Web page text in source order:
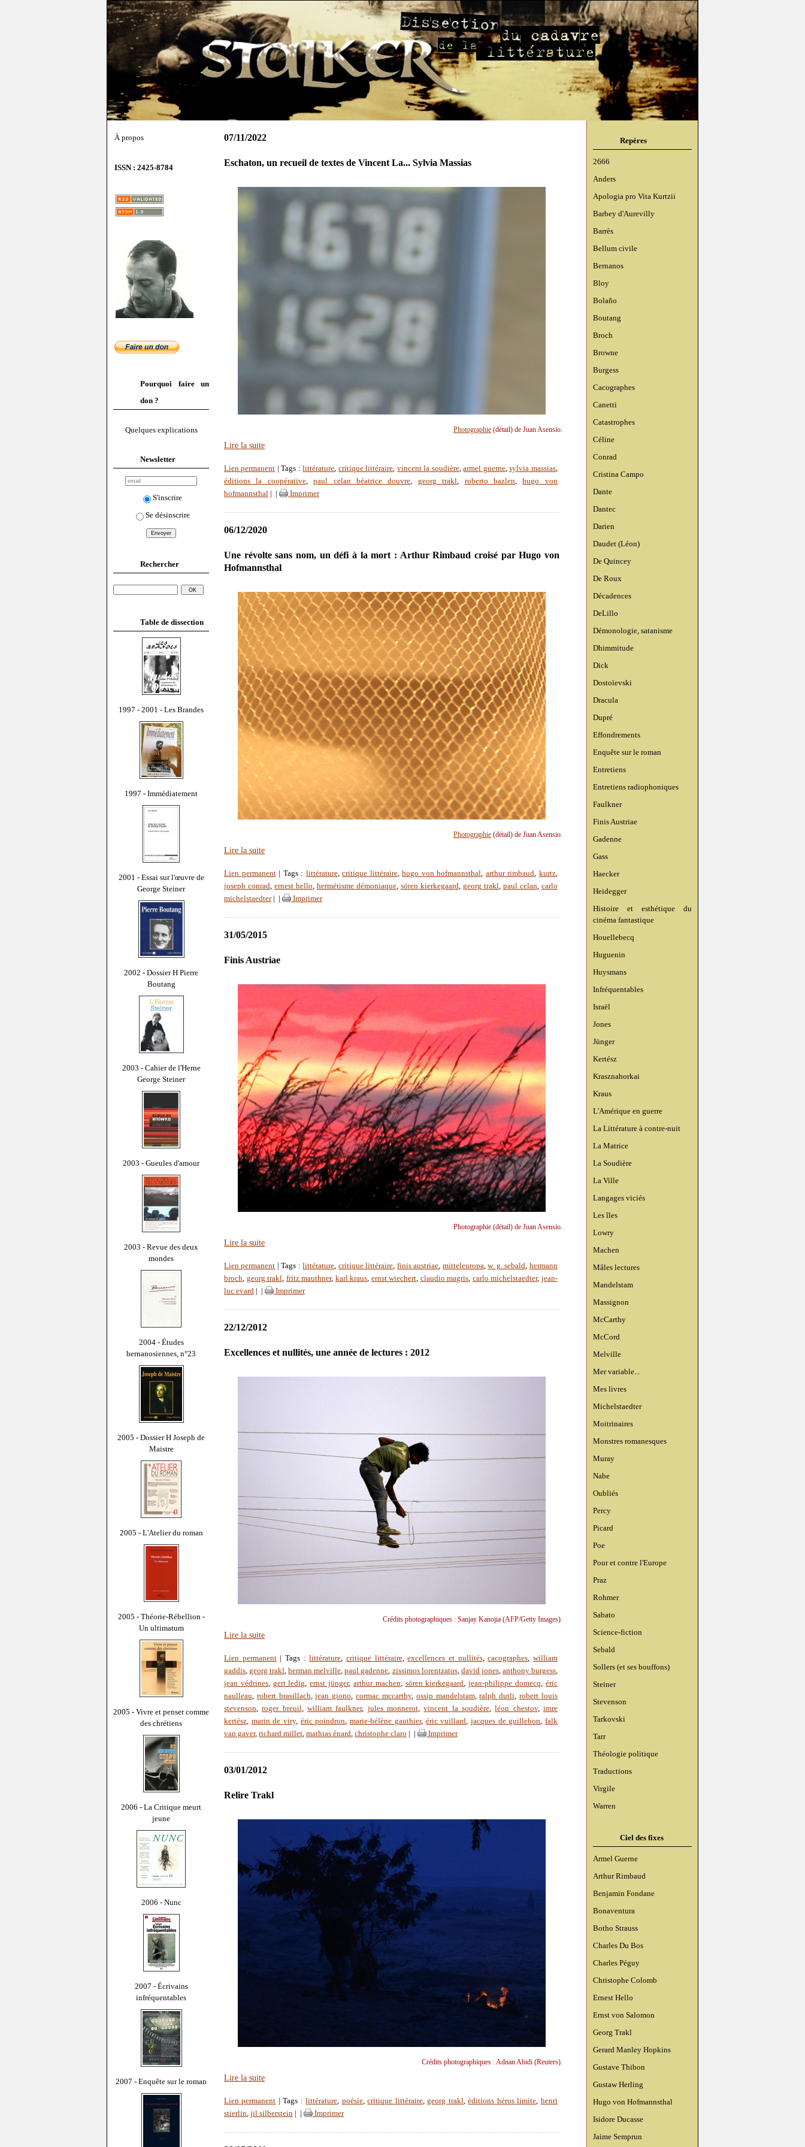
À propos
ISSN : 2425-8784
Pourquoi faire un
don ?
Quelques explications
Newsletter
S'inscrire
Se désinscrire
Rechercher
Table de dissection
1997 - 2001 - Les Brandes
1997 - Immédiatement
2001 - Essai sur l'œuvre de
George Steiner
2002 - Dossier H Pierre
Boutang
2003 - Cahier de l'Herne
George Steiner
2003 - Gueules d'amour
2003 - Revue des deux
mondes
2004 - Études
bernanosiennes, n°23
2005 - Dossier H Joseph de
Maistre
2005 - L'Atelier du roman
2005 - Théorie-Rébellion -
Un ultimatum
2005 - Vivre et penser comme
des chrétiens
2006 - La Critique meurt
jeune
2006 - Nunc
2007 - Écrivains
infréquentables
2007 - Enquête sur le roman
Repères
2666
Anders
Apologia pro Vita Kurtzii
Barbey d'Aurevilly
Barrès
Bellum civile
Bernanos
Bloy
Bolaño
Boutang
Broch
Browne
Burgess
Cacographes
Canetti
Catastrophes
Céline
Conrad
Cristina Campo
Dante
Dantec
Darien
Daudet (Léon)
De Quincey
De Roux
Décadences
DeLillo
Démonologie, satanisme
Dhimmitude
Dick
Dostoïevski
Dracula
Dupré
Effondrements
Enquête sur le roman
Entretiens
Entretiens radiophoniques
Faulkner
Finis Austriae
Gadenne
Gass
Haecker
Heidegger
Histoire et esthétique du
cinéma fantastique
Houellebecq
Huguenin
Huysmans
Infréquentables
Israël
Jones
Jünger
Kertész
Krasznahorkai
Kraus
L'Amérique en guerre
La Littérature à contre-nuit
La Matrice
La Soudière
La Ville
Langages viciés
Les îles
Lowry
Machen
Mâles lectures
Mandelstam
Massignon
McCarthy
McCord
Melville
Mer variable...
Mes livres
Michelstaedter
Moitrinaires
Monstres romanesques
Muray
Nabe
Oubliés
Percy
Picard
Poe
Pour et contre l'Europe
Praz
Rohmer
Sabato
Science-fiction
Sebald
Sollers (et ses bouffons)
Steiner
Stevenson
Tarkovski
Tarr
Théologie politique
Traductions
Virgile
Warren
Ciel des fixes
Armel Guerne
Arthur Rimbaud
Benjamin Fondane
Bonaventura
Botho Strauss
Charles Du Bos
Charles Péguy
Christophe Colomb
Ernest Hello
Ernst von Salomon
Georg Trakl
Gerard Manley Hopkins
Gustave Thibon
Gustaw Herling
Hugo von Hofmannsthal
Isidore Ducasse
Jaime Semprun
07/11/2022
Eschaton, un recueil de textes de Vincent La... Sylvia Massias
Photographie(détail) de Juan Asensio.
Lire la suite
Lien permanent | Tags :littérature, critique littéraire, vincent la soudière,armel guerne,sylvia massias,
éditions la coopérative,paul celan béatrice douvre, georg trakl, roberto bazlen,hugo von
hofmannsthal
Imprimer
06/12/2020
Une révolte sans nom, un défi à la mort : Arthur Rimbaud croisé par Hugo von
Hofmannsthal
Photographie(détail) de Juan Asensio.
Lire la suite
Lien permanent| Tags : littérature,critique littéraire,hugo von hofmannsthal, arthur rimbaud, kurtz,
joseph conrad, ernest hello, hermétisme démoniaque, sören kierkegaard, georg trakl, paul celan, carlo
michelstaedter| Imprimer
31/05/2015
Finis Austriae
Photographie (détail) de Juan Asensio.
Lire la suite
Lien permanent | Tags :littérature, critique littéraire, finis austriae, mitteleuropa,w. g. sebald, hermann
broch, georg trakl, fritz mauthner, karl kraus, ernst wiechert, claudio magris, carlo michelstaedter, jean-
luc evard
Imprimer
22/12/2012
Excellences et nullités, une année de lectures : 2012
Crédits photographiques : Sanjay Kanojia (AFP/Getty Images).
Lire la suite
Lien permanent| Tags :littérature, critique littéraire,excellences et nullités,cacographes, william
gaddis,georg trakl,herman melville,paul gadenne, zissimos lorentzatos, david jones, anthony burgess,
jean védrines, gert ledig,ernst jünger, arthur machen, sören kierkegaard,jean-philippe domecq, éric
naulleau, robert brasillach,jean giono,cormac mccarthy, ossip mandelstam,ralph dutli,robert louis
stevenson,roger breuil, william faulkner, jules monnerot,vincent la soudière,léon chestov, imre
kertész, marin de viry, éric poindron,marie-hélène gauthier, éric vuillard, jacques de guillebon, falk
van gaver, richard millet, mathias énard, christophe claro Imprimer
03/01/2012
Relire Trakl
Crédits photographiques : Adnan Abidi (Reuters).
Lire la suite
Lien permanent | Tags :littérature, poésie,critique littéraire,georg trakl,éditions héros limite, henri
stierlin, jil silberstein Imprimer